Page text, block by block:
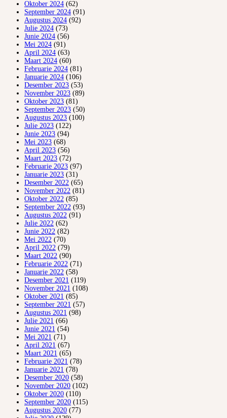
Oktober 2024 (62)
September 2024 (91)
Augustus 2024 (92)
Julie 2024 (73)
Junie 2024 (56)
Mei 2024 (91)
April 2024 (63)
Maart 2024 (60)
Februarie 2024 (81)
Januarie 2024 (106)
Desember 2023 (53)
November 2023 (89)
Oktober 2023 (81)
September 2023 (50)
Augustus 2023 (100)
Julie 2023 (122)
Junie 2023 (94)
Mei 2023 (68)
April 2023 (56)
Maart 2023 (72)
Februarie 2023 (97)
Januarie 2023 (31)
Desember 2022 (65)
November 2022 (81)
Oktober 2022 (85)
September 2022 (93)
Augustus 2022 (91)
Julie 2022 (62)
Junie 2022 (82)
Mei 2022 (70)
April 2022 (79)
Maart 2022 (90)
Februarie 2022 (71)
Januarie 2022 (58)
Desember 2021 (119)
November 2021 (108)
Oktober 2021 (85)
September 2021 (57)
Augustus 2021 (98)
Julie 2021 (66)
Junie 2021 (54)
Mei 2021 (71)
April 2021 (67)
Maart 2021 (65)
Februarie 2021 (78)
Januarie 2021 (78)
Desember 2020 (58)
November 2020 (102)
Oktober 2020 (110)
September 2020 (115)
Augustus 2020 (77)